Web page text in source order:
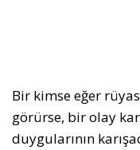
Bir kimse eğer
görürse, bir olay
duygularının